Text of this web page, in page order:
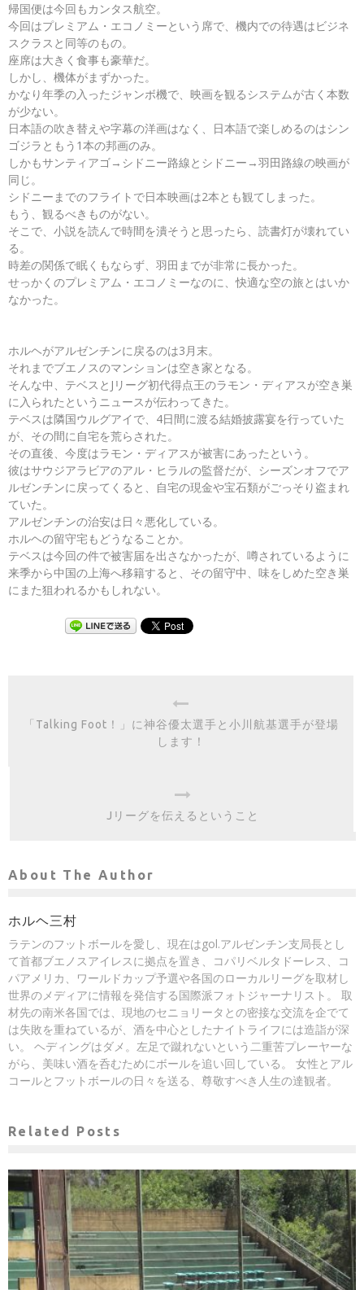
帰国便は今回もカンタス航空。
今回はプレミアム・エコノミーという席で、機内での待遇はビジネ
スクラスと同等のもの。
座席は大きく食事も豪華だ。
しかし、機体がまずかった。
かなり年季の入ったジャンボ機で、映画を観るシステムが古く本数
が少ない。
日本語の吹き替えや字幕の洋画はなく、日本語で楽しめるのはシン
ゴジラともう1本の邦画のみ。
しかもサンティアゴ→シドニー路線とシドニー→羽田路線の映画が
同じ。
シドニーまでのフライトで日本映画は2本とも観てしまった。
もう、観るべきものがない。
そこで、小説を読んで時間を潰そうと思ったら、読書灯が壊れてい
る。
時差の関係で眠くもならず、羽田までが非常に長かった。
せっかくのプレミアム・エコノミーなのに、快適な空の旅とはいか
なかった。
ホルヘがアルゼンチンに戻るのは3月末。
それまでブエノスのマンションは空き家となる。
そんな中、テベスとJリーグ初代得点王のラモン・ディアスが空き巣
に入られたというニュースが伝わってきた。
テベスは隣国ウルグアイで、4日間に渡る結婚披露宴を行っていた
が、その間に自宅を荒らされた。
その直後、今度はラモン・ディアスが被害にあったという。
彼はサウジアラビアのアル・ヒラルの監督だが、シーズンオフでア
ルゼンチンに戻ってくると、自宅の現金や宝石類がごっそり盗まれ
ていた。
アルゼンチンの治安は日々悪化している。
ホルヘの留守宅もどうなることか。
テベスは今回の件で被害届を出さなかったが、噂されているように
来季から中国の上海へ移籍すると、その留守中、味をしめた空き巣
にまた狙われるかもしれない。
「Talking Foot！」に神谷優太選手と小川航基選手が登場
します！
Jリーグを伝えるということ
About The Author
ホルヘ三村
ラテンのフットボールを愛し、現在はgol.アルゼンチン支局長とし
て首都ブエノスアイレスに拠点を置き、コパリベルタドーレス、コ
パアメリカ、ワールドカップ予選や各国のローカルリーグを取材し
世界のメディアに情報を発信する国際派フォトジャーナリスト。 取
材先の南米各国では、現地のセニョリータとの密接な交流を企でて
は失敗を重ねているが、酒を中心としたナイトライフには造詣が深
い。 ヘディングはダメ。左足で蹴れないという二重苦プレーヤーな
がら、美味い酒を呑むためにボールを追い回している。 女性とアル
コールとフットボールの日々を送る、尊敬すべき人生の達観者。
Related Posts